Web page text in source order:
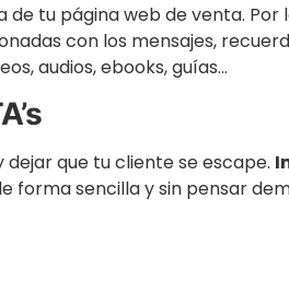
tu página web de venta.
con los mensajes,
audios, ebooks, guías…
que tu cliente se escape.
sencilla y sin pensar